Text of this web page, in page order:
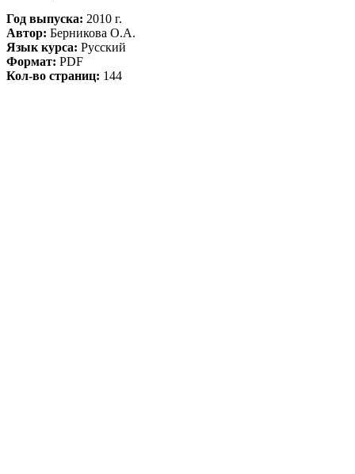
Год выпуска: 2010 г.
Автор: Берникова О.А.
Язык курса: Русский
Формат: PDF
Кол-во страниц: 144